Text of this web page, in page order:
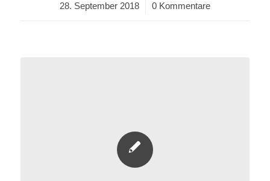
28. September 2018
/ 0 Kommentare